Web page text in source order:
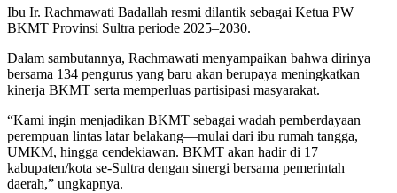
Ibu Ir. Rachmawati Badallah resmi dilantik sebagai Ketua PW
BKMT Provinsi Sultra periode 2025–2030.
Dalam sambutannya, Rachmawati menyampaikan bahwa dirinya
bersama 134 pengurus yang baru akan berupaya meningkatkan
kinerja BKMT serta memperluas partisipasi masyarakat.
“Kami ingin menjadikan BKMT sebagai wadah pemberdayaan
perempuan lintas latar belakang—mulai dari ibu rumah tangga,
UMKM, hingga cendekiawan. BKMT akan hadir di 17
kabupaten/kota se-Sultra dengan sinergi bersama pemerintah
daerah,” ungkapnya.